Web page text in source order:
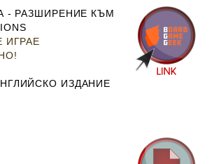
- РАЗШИРЕНИЕ КЪМ
ИГРАЕ
ИЗДАНИЕ